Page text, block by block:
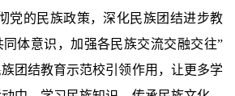
党的民族政策，深化民族团结进步教
体意识，加强各民族交流交融交往”
团结教育示范校引领作用，让更多学